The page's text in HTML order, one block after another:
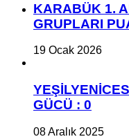
KARABÜK 1.
GRUPLARI
19 Ocak 2026
GÜCÜ : 0
08 Aralık 2025